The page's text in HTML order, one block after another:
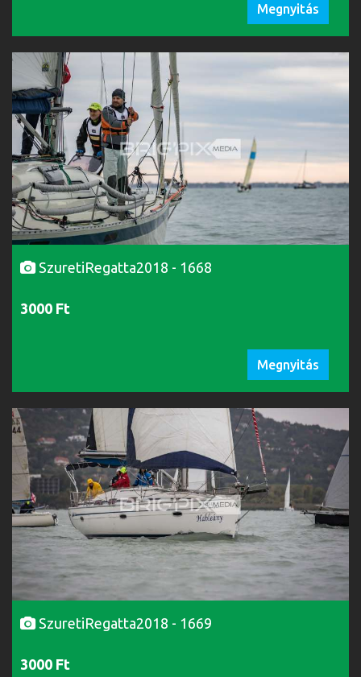
Megnyitás
SzuretiRegatta2018 - 1668
3000 Ft
Megnyitás
SzuretiRegatta2018 - 1669
3000 Ft